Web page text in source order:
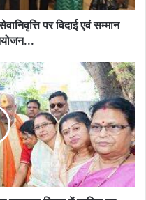
पर विदाई एवं सम्मान